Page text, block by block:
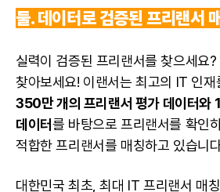
둘. 데이터로 검증된 프리랜서
실력이 검증된 프리랜서를 찾으세요
찾아보세요! 이랜서는 최고의 IT 인
350만 개의 프리랜서 평가 데이터와
데이터를 바탕으로 프리랜서를 확인
적합한 프리랜서를 매칭하고 있습니
대한민국 최초, 최대 IT 프리랜서 매